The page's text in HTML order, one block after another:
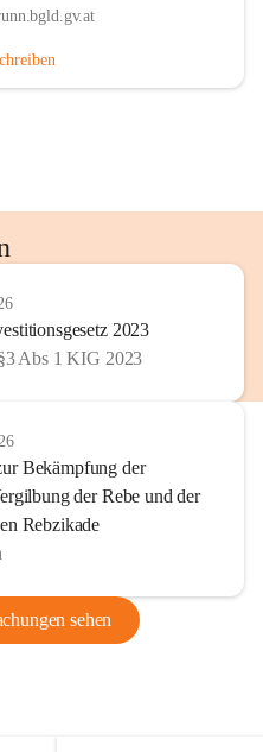
2023
Abs 1 KIG 2023
Bekämpfung der
der Rebe und der
Rebzikade
sehen